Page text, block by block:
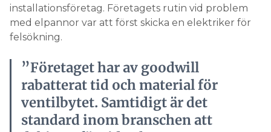
installationsföretag. Företagets rutin vid problem
med elpannor var att först skicka en elektriker för
felsökning.
”Företaget har av goodwill
rabatterat tid och material för
ventilbytet. Samtidigt är det
standard inom branschen att